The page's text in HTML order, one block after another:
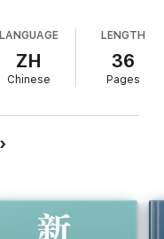
LANGUAGE
ZH
Chinese
LENGTH
36
Pages